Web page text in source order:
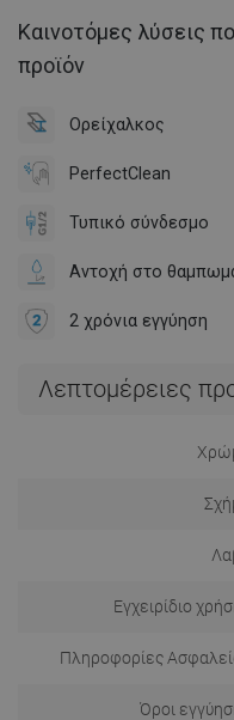
Καινοτόμες λύσεις
προϊόν
Ορείχαλκος
PerfectClean
Τυπικό σύνδεσμο
Αντοχή στο
2 χρόνια εγγύηση
Λεπτομέρειες
Εγχειρίδιο
Πληροφορίες
Όροι